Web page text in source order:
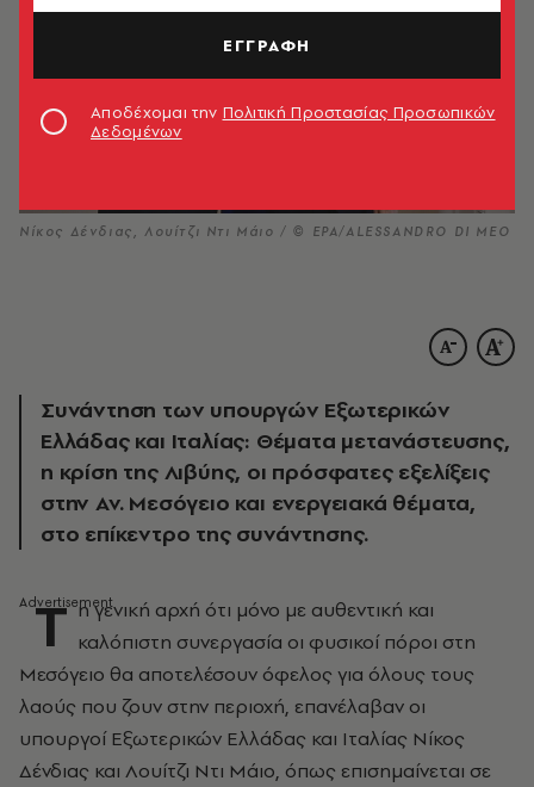
Νίκος Δένδιας, Λουίτζι Ντι Μάιο / © EPA/ALESSANDRO DI MEO
Συνάντηση των υπουργών Εξωτερικών
Ελλάδας και Ιταλίας: Θέματα μετανάστευσης,
η κρίση της Λιβύης, οι πρόσφατες εξελίξεις
στην Αν. Μεσόγειο και ενεργειακά θέματα,
στο επίκεντρο της συνάντησης.
Τ η γενική αρχή ότι μόνο με αυθεντική και
καλόπιστη συνεργασία οι φυσικοί πόροι στη
Μεσόγειο θα αποτελέσουν όφελος για όλους τους
λαούς που ζουν στην περιοχή, επανέλαβαν οι
υπουργοί Εξωτερικών Ελλάδας και Ιταλίας Νίκος
Δένδιας και Λουίτζι Ντι Μάιο, όπως επισημαίνεται σε
ΕΓΓΡΑΦΗ
Αποδέχομαι την Πολιτική Προστασίας Προσωπικών
Δεδομένων